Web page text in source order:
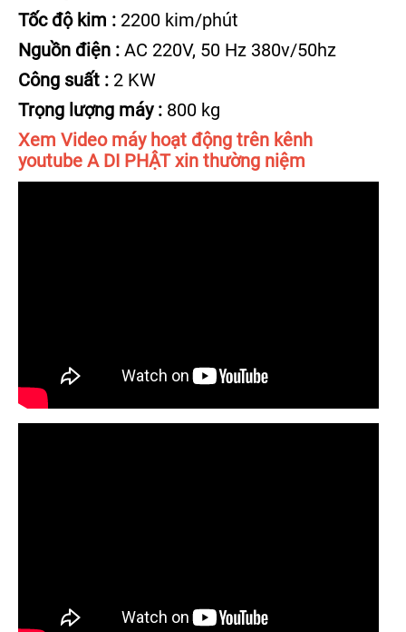
Tốc độ kim : 2200 kim/phút
Nguồn điện : AC 220V, 50 Hz 380v/50hz
Công suất : 2 KW
Trọng lượng máy : 800 kg
Xem Video máy hoạt động trên kênh
youtube A DI PHẬT xin thường niệm